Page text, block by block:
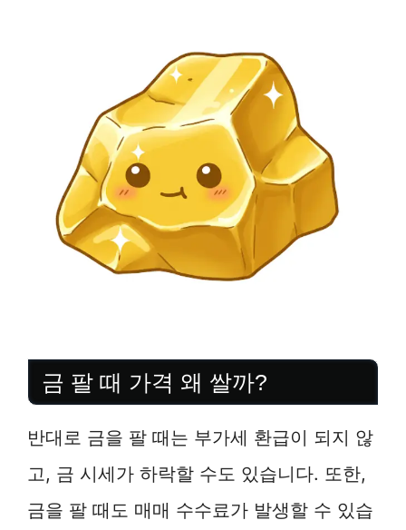
금 팔 때 가격 왜 쌀까?
반대로 금을 팔 때는 부가세 환급이 되지 않
고, 금 시세가 하락할 수도 있습니다. 또한,
금을 팔 때도 매매 수수료가 발생할 수 있습